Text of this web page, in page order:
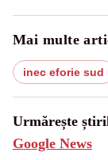
Mai multe
inec eforie sud
Urmărește
Google News